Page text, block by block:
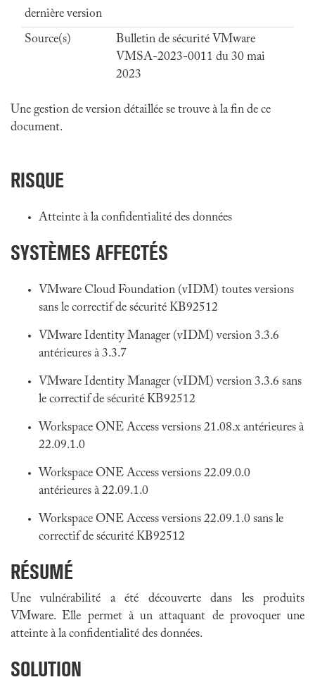
dernière version
Source(s)
Bulletin de sécurité VMware
VMSA-2023-0011 du 30 mai
2023
Une gestion de version détaillée se trouve à la fin de ce
document.
RISQUE
Atteinte à la confidentialité des données
SYSTÈMES AFFECTÉS
VMware Cloud Foundation (vIDM) toutes versions
sans le correctif de sécurité KB92512
VMware Identity Manager (vIDM) version 3.3.6
antérieures à 3.3.7
VMware Identity Manager (vIDM) version 3.3.6 sans
le correctif de sécurité KB92512
Workspace ONE Access versions 21.08.x antérieures à
22.09.1.0
Workspace ONE Access versions 22.09.0.0
antérieures à 22.09.1.0
Workspace ONE Access versions 22.09.1.0 sans le
correctif de sécurité KB92512
RÉSUMÉ
Une vulnérabilité a été découverte dans les produits
VMware. Elle permet à un attaquant de provoquer une
atteinte à la confidentialité des données.
SOLUTION